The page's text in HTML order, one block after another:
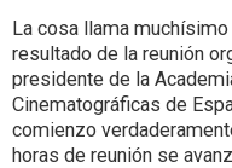
La cosa llama
resultado de la reunión
presidente de la
Cinematográficas de
comienzo
horas de reunión se